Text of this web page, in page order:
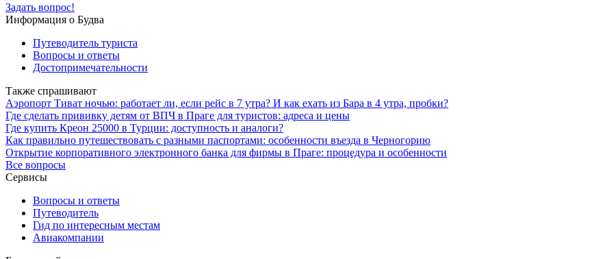
Задать вопрос!
Информация о Будва
Путеводитель туриста
Вопросы и ответы
Достопримечательности
Также спрашивают
Аэропорт Тиват ночью: работает ли, если рейс в 7 утра? И как ехать из Бара в 4 утра, пробки?
Где сделать прививку детям от ВПЧ в Праге для туристов: адреса и цены
Где купить Креон 25000 в Турции: доступность и аналоги?
Как правильно путешествовать с разными паспортами: особенности въезда в Черногорию
Открытие корпоративного электронного банка для фирмы в Праге: процедура и особенности
Все вопросы
Сервисы
Вопросы и ответы
Путеводитель
Гид по интересным местам
Авиакомпании